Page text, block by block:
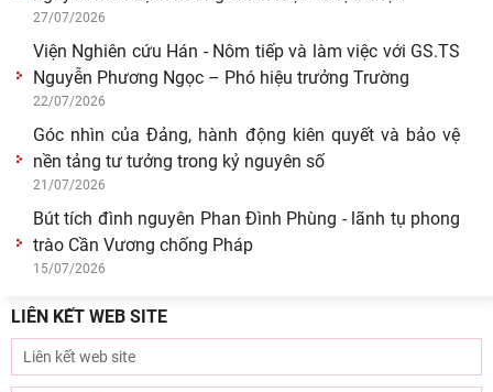
30/07/2026
Giá trị truyền thống trong xây dựng và hoàn thiện hệ
thống thực thi quyền hành pháp ở Việt Nam hiện
29/07/2026
Tín ngưỡng thờ cúng tổ tiên và văn hóa gia tộc: khảo
cứu từ tộc ước và hậu tộc
29/07/2026
Hội thảo “Không gian phát triển Việt Nam trong kỷ
nguyên mới: Định hướng chiến lược và lựa chọn
27/07/2026
Nguyễn Phương Ngọc – Phó hiệu trưởng Trường
22/07/2026
Góc nhìn của Đảng, hành động kiên quyết và bảo vệ
LIÊN KẾT WEB SITE